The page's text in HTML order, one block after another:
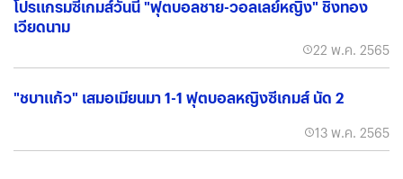
โปรแกรมซีเกมส์วันนี้ "ฟุตบอลชาย-วอลเลย์หญิง" ชิงทอง
เวียดนาม
22 พ.ค. 2565
"ชบาแก้ว" เสมอเมียนมา 1-1 ฟุตบอลหญิงซีเกมส์ นัด 2
13 พ.ค. 2565